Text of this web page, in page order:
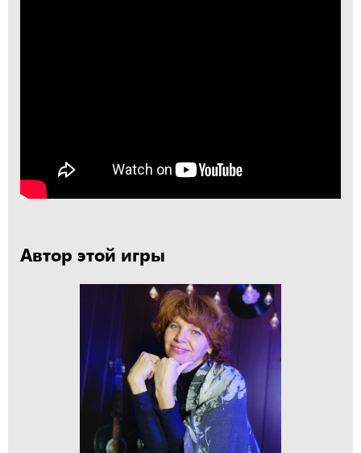
Автор этой игры